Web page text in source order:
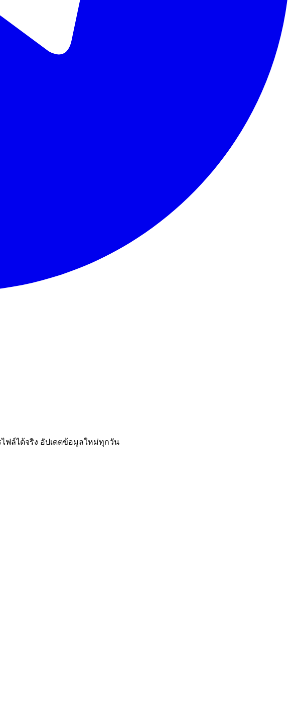
ฟล์ได้จริง อัปเดตข้อมูลใหม่ทุกวัน